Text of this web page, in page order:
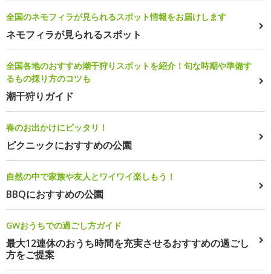
全国のネモフィラが見られるスポット情報をお届けします
ネモフィラが見られるスポット
全国各地のおすすめ潮干狩りスポットを紹介！旬な時期や準備す
るもの採り方のコツも
潮干狩りガイド
春のお出かけにピッタリ！
ピクニックにおすすめの公園
自然の中で家族や友人とワイワイ楽しもう！
BBQにおすすめの公園
GWおうちでの過ごし方ガイド
最大12連休のおうち時間を充実させるおすすめの過ごし
方をご提案